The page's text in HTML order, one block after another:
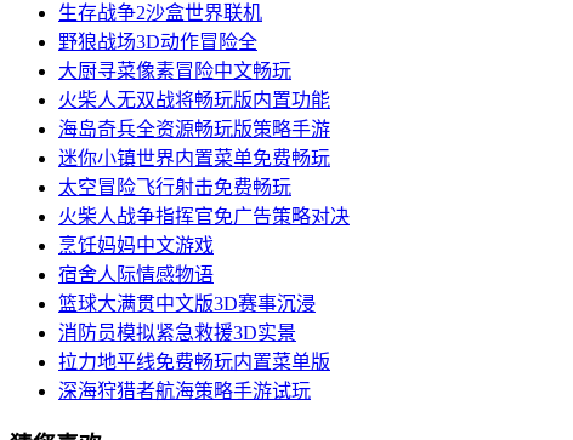
生存战争2沙盒世界联机
野狼战场3D动作冒险全
大厨寻菜像素冒险中文畅玩
火柴人无双战将畅玩版内置功能
海岛奇兵全资源畅玩版策略手游
迷你小镇世界内置菜单免费畅玩
太空冒险飞行射击免费畅玩
火柴人战争指挥官免广告策略对决
烹饪妈妈中文游戏
宿舍人际情感物语
篮球大满贯中文版3D赛事沉浸
消防员模拟紧急救援3D实景
拉力地平线免费畅玩内置菜单版
深海狩猎者航海策略手游试玩